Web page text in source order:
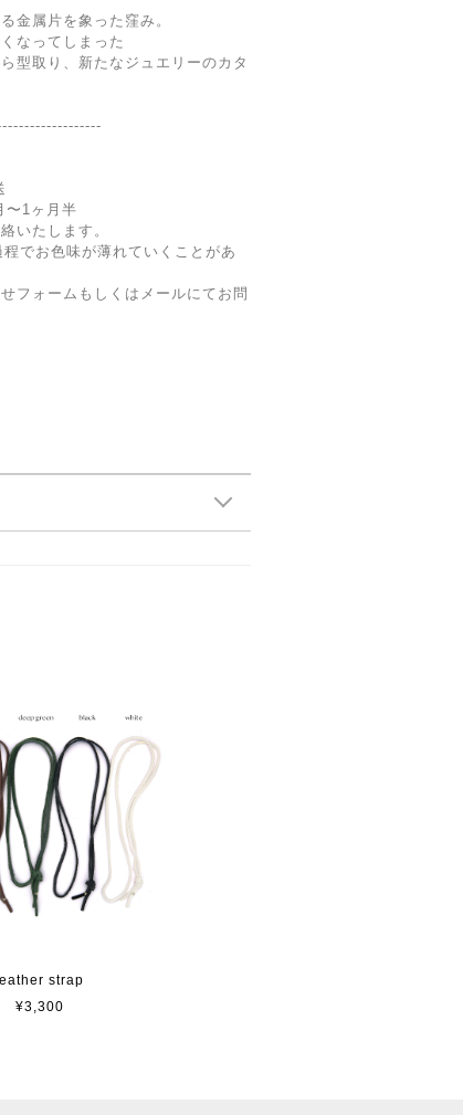
金属片を象った窪み。
なってしまった
型取り、新たなジュエリーのカタ
〜1ヶ月半
いたします。
でお色味が薄れていくことがあ
フォームもしくはメールにてお問
strap
¥3,300